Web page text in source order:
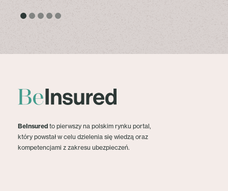
BeInsured to pierwszy na polskim rynku portal,
który powstał w celu dzielenia się wiedzą oraz
kompetencjami z zakresu ubezpieczeń.